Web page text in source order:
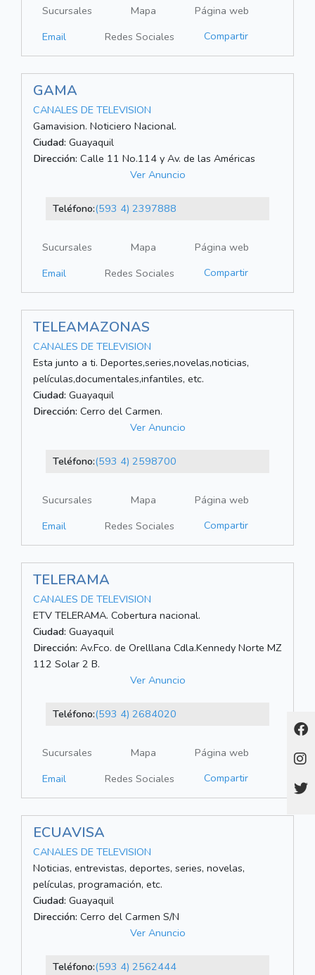
Sucursales Mapa
Página web
Email
Redes Sociales Compartir
GAMA
CANALES DE TELEVISION
Gamavision. Noticiero Nacional.
Ciudad: Guayaquil
Dirección: Calle 11 No.114 y Av. de las Américas
Ver Anuncio
Teléfono:(593 4) 2397888
Sucursales Mapa
Página web
Email
Redes Sociales Compartir
TELEAMAZONAS
CANALES DE TELEVISION
Esta junto a ti. Deportes,series,novelas,noticias,
películas,documentales,infantiles, etc.
Ciudad: Guayaquil
Dirección: Cerro del Carmen.
Ver Anuncio
Teléfono:(593 4) 2598700
Sucursales Mapa
Página web
Email
Redes Sociales Compartir
TELERAMA
CANALES DE TELEVISION
ETV TELERAMA. Cobertura nacional.
Ciudad: Guayaquil
Dirección: Av.Fco. de Orelllana Cdla.Kennedy Norte MZ
112 Solar 2 B.
Ver Anuncio
Teléfono:(593 4) 2684020
Sucursales Mapa
Página web
Email
Redes Sociales Compartir
ECUAVISA
CANALES DE TELEVISION
Noticias, entrevistas, deportes, series, novelas,
películas, programación, etc.
Ciudad: Guayaquil
Dirección: Cerro del Carmen S/N
Ver Anuncio
Teléfono:(593 4) 2562444